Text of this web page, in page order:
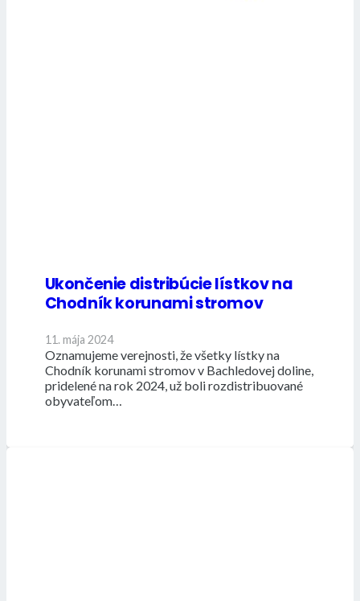
Ukončenie distribúcie lístkov na
Chodník korunami stromov
11. mája 2024
Oznamujeme verejnosti, že všetky lístky na
Chodník korunami stromov v Bachledovej doline,
pridelené na rok 2024, už boli rozdistribuované
obyvateľom…